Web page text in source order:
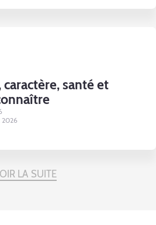
caractère, santé et
2026
LA SUITE